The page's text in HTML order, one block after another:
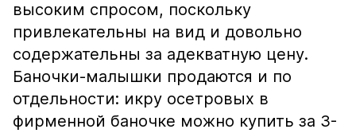
высоким спросом, поскольку
привлекательны на вид и довольно
содержательны за адекватную цену.
Баночки-малышки продаются и по
отдельности: икру осетровых в
фирменной баночке можно купить за 3-